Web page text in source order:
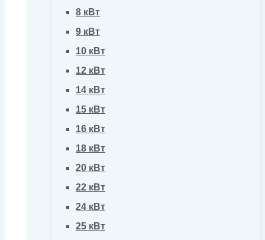
8 кВт
9 кВт
10 кВт
12 кВт
14 кВт
15 кВт
16 кВт
18 кВт
20 кВт
22 кВт
24 кВт
25 кВт